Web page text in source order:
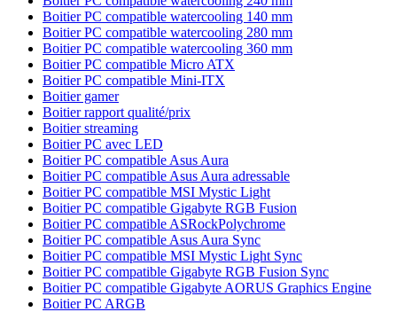
Boitier PC compatible watercooling 140 mm
Boitier PC compatible watercooling 280 mm
Boitier PC compatible watercooling 360 mm
Boitier PC compatible Micro ATX
Boitier PC compatible Mini-ITX
Boitier gamer
Boitier rapport qualité/prix
Boitier streaming
Boitier PC avec LED
Boitier PC compatible Asus Aura
Boitier PC compatible Asus Aura adressable
Boitier PC compatible MSI Mystic Light
Boitier PC compatible Gigabyte RGB Fusion
Boitier PC compatible ASRockPolychrome
Boitier PC compatible Asus Aura Sync
Boitier PC compatible MSI Mystic Light Sync
Boitier PC compatible Gigabyte RGB Fusion Sync
Boitier PC compatible Gigabyte AORUS Graphics Engine
Boitier PC ARGB